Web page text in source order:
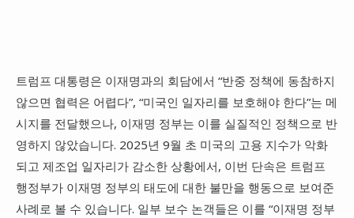
트럼프 대통령은 이재명과의 회담에서 “반중 정책에 동참하지
않으면 협력은 어렵다”, “미국인 일자리를 보호해야 한다”는 메
시지를 전달했으나, 이재명 정부는 이를 실질적인 정책으로 반
영하지 않았습니다. 2025년 9월 초 미국의 고용 지수가 악화
되고 제조업 일자리가 감소한 상황에서, 이번 단속은 트럼프
행정부가 이재명 정부의 태도에 대한 불만을 행동으로 보여준
사례로 볼 수 있습니다. 일부 보수 논객들은 이를 “이재명 정부